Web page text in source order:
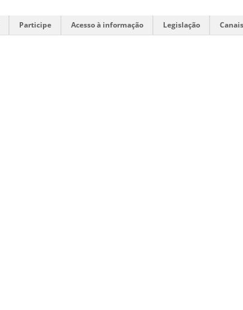
Participe Acesso à informação Legislação Canais